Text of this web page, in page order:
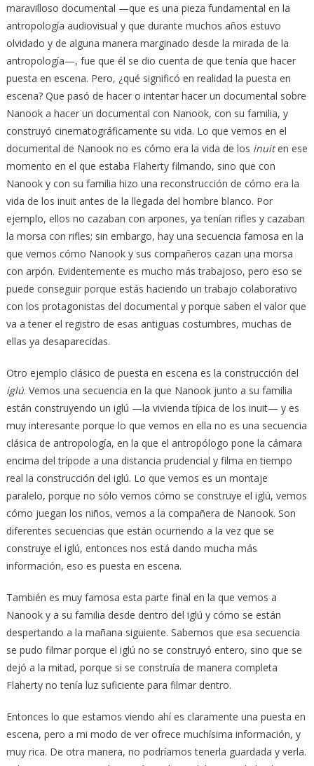
maravilloso documental —que es una pieza fundamental en la
antropología audiovisual y que durante muchos años estuvo
olvidado y de alguna manera marginado desde la mirada de la
antropología—, fue que él se dio cuenta de que tenía que hacer
puesta en escena. Pero, ¿qué significó en realidad la puesta en
escena? Que pasó de hacer o intentar hacer un documental sobre
Nanook a hacer un documental con Nanook, con su familia, y
construyó cinematográficamente su vida. Lo que vemos en el
documental de Nanook no es cómo era la vida de los inuiten ese
momento en el que estaba Flaherty filmando, sino que con
Nanook y con su familia hizo una reconstrucción de cómo era la
vida de los inuit antes de la llegada del hombre blanco. Por
ejemplo, ellos no cazaban con arpones, ya tenían rifles y cazaban
la morsa con rifles; sin embargo, hay una secuencia famosa en la
que vemos cómo Nanook y sus compañeros cazan una morsa
con arpón. Evidentemente es mucho más trabajoso, pero eso se
puede conseguir porque estás haciendo un trabajo colaborativo
con los protagonistas del documental y porque saben el valor que
va a tener el registro de esas antiguas costumbres, muchas de
ellas ya desaparecidas.
Otro ejemplo clásico de puesta en escena es la construcción del
iglú. Vemos una secuencia en la que Nanook junto a su familia
están construyendo un iglú —la vivienda típica de los inuit— y es
muy interesante porque lo que vemos en ella no es una secuencia
clásica de antropología, en la que el antropólogo pone la cámara
encima del trípode a una distancia prudencial y filma en tiempo
real la construcción del iglú. Lo que vemos es un montaje
paralelo, porque no sólo vemos cómo se construye el iglú, vemos
cómo juegan los niños, vemos a la compañera de Nanook. Son
diferentes secuencias que están ocurriendo a la vez que se
construye el iglú, entonces nos está dando mucha más
información, eso es puesta en escena.
También es muy famosa esta parte final en la que vemos a
Nanook y a su familia desde dentro del iglú y cómo se están
despertando a la mañana siguiente. Sabemos que esa secuencia
se pudo filmar porque el iglú no se construyó entero, sino que se
dejó a la mitad, porque si se construía de manera completa
Flaherty no tenía luz suficiente para filmar dentro.
Entonces lo que estamos viendo ahí es claramente una puesta en
escena, pero a mi modo de ver ofrece muchísima información, y
muy rica. De otra manera, no podríamos tenerla guardada y verla.